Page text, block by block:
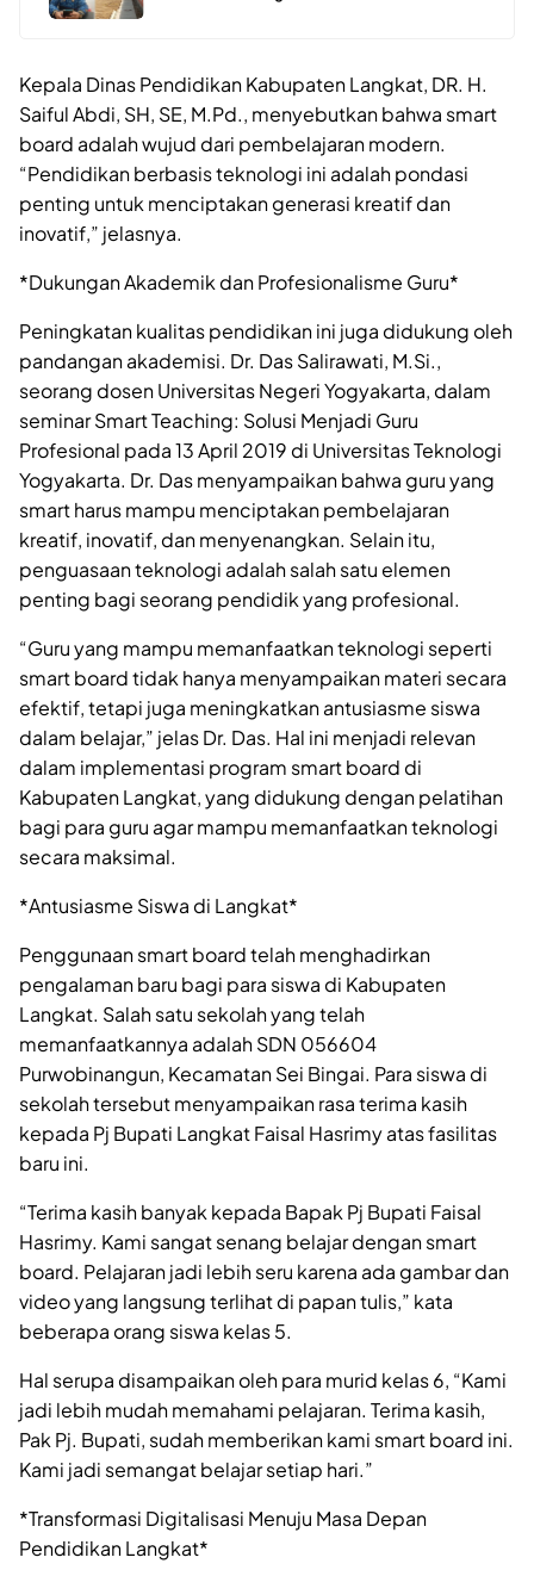
Kepala Dinas Pendidikan Kabupaten Langkat, DR. H.
Saiful Abdi, SH, SE, M.Pd., menyebutkan bahwa smart
board adalah wujud dari pembelajaran modern.
“Pendidikan berbasis teknologi ini adalah pondasi
penting untuk menciptakan generasi kreatif dan
inovatif,” jelasnya.
*Dukungan Akademik dan Profesionalisme Guru*
Peningkatan kualitas pendidikan ini juga didukung oleh
pandangan akademisi. Dr. Das Salirawati, M.Si.,
seorang dosen Universitas Negeri Yogyakarta, dalam
seminar Smart Teaching: Solusi Menjadi Guru
Profesional pada 13 April 2019 di Universitas Teknologi
Yogyakarta. Dr. Das menyampaikan bahwa guru yang
smart harus mampu menciptakan pembelajaran
kreatif, inovatif, dan menyenangkan. Selain itu,
penguasaan teknologi adalah salah satu elemen
penting bagi seorang pendidik yang profesional.
“Guru yang mampu memanfaatkan teknologi seperti
smart board tidak hanya menyampaikan materi secara
efektif, tetapi juga meningkatkan antusiasme siswa
dalam belajar,” jelas Dr. Das. Hal ini menjadi relevan
dalam implementasi program smart board di
Kabupaten Langkat, yang didukung dengan pelatihan
bagi para guru agar mampu memanfaatkan teknologi
secara maksimal.
*Antusiasme Siswa di Langkat*
Penggunaan smart board telah menghadirkan
pengalaman baru bagi para siswa di Kabupaten
Langkat. Salah satu sekolah yang telah
memanfaatkannya adalah SDN 056604
Purwobinangun, Kecamatan Sei Bingai. Para siswa di
sekolah tersebut menyampaikan rasa terima kasih
kepada Pj Bupati Langkat Faisal Hasrimy atas fasilitas
baru ini.
“Terima kasih banyak kepada Bapak Pj Bupati Faisal
Hasrimy. Kami sangat senang belajar dengan smart
board. Pelajaran jadi lebih seru karena ada gambar dan
video yang langsung terlihat di papan tulis,” kata
beberapa orang siswa kelas 5.
Hal serupa disampaikan oleh para murid kelas 6, “Kami
jadi lebih mudah memahami pelajaran. Terima kasih,
Pak Pj. Bupati, sudah memberikan kami smart board ini.
Kami jadi semangat belajar setiap hari.”
*Transformasi Digitalisasi Menuju Masa Depan
Pendidikan Langkat*